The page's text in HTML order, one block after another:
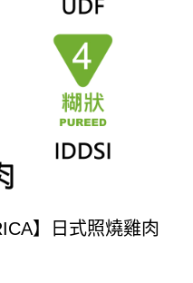
】日式照燒雞肉